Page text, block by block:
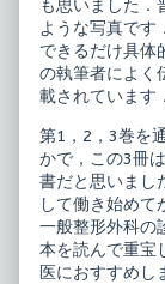
も思いました．
ような写真です
できるだけ具体
の執筆者によく
載されています．
第1，2，3巻を
かで，この3冊
書だと思いまし
して働き始め
一般整形外科の
本を読んで重宝
医におすすめし